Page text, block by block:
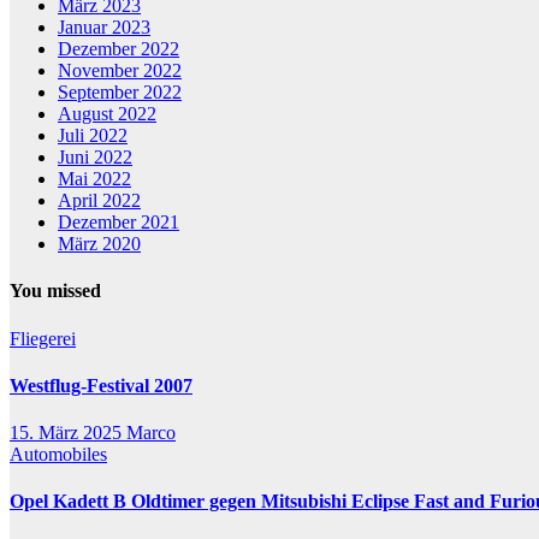
März 2023
Januar 2023
Dezember 2022
November 2022
September 2022
August 2022
Juli 2022
Juni 2022
Mai 2022
April 2022
Dezember 2021
März 2020
You missed
Fliegerei
Westflug-Festival 2007
15. März 2025 Marco
Automobiles
Opel Kadett B Oldtimer gegen Mitsubishi Eclipse Fast and